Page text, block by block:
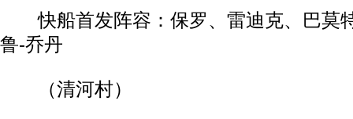
快船首发阵容：保罗、雷迪克、巴莫
鲁-乔丹
（清河村）